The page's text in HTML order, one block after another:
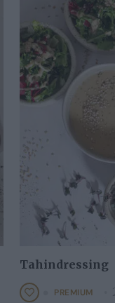
Tahindressing
PREMIUM